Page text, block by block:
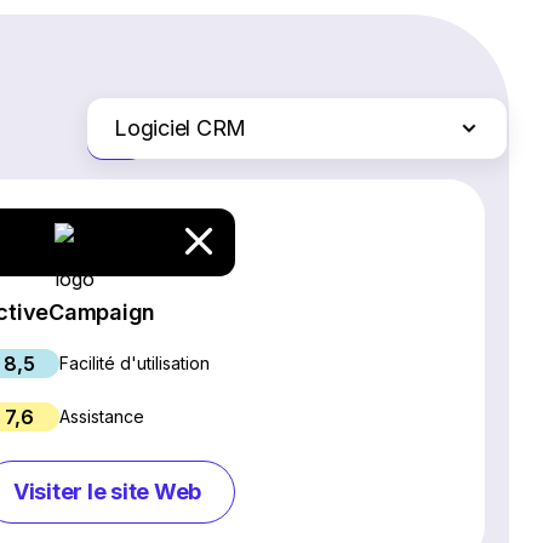
Logiciel CRM
Création de site Web
Logiciel de webinaires
Logiciel de gestion de projet
Services d'hébergement Web
Chat en direct et chatbots
Juste les différences
8,5 Facilité d'utilisation
7,6 Assistance
Visiter le site Web